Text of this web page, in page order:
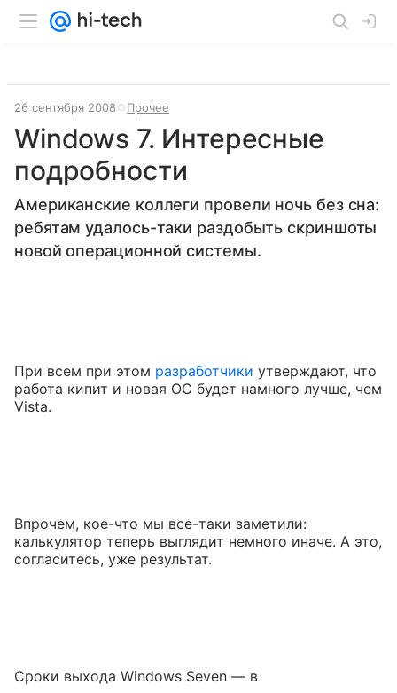
26 сентября 2008 Прочее
Windows 7. Интересные
подробности
Американские коллеги провели ночь без сна:
ребятам удалось-таки раздобыть скриншоты
новой операционной системы.
При всем при этом разработчики утверждают, что
работа кипит и новая ОС будет намного лучше, чем
Vista.
Впрочем, кое-что мы все-таки заметили:
калькулятор теперь выглядит немного иначе. А это,
согласитесь, уже результат.
Сроки выхода Windows Seven — в